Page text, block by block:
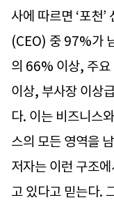
사에 따르면 ‘포천
(CEO) 중 97%가
의 66% 이상, 주
이상, 부사장 이상
다. 이는 비즈니스
스의 모든 영역을
저자는 이런 구조
고 있다고 믿는다.